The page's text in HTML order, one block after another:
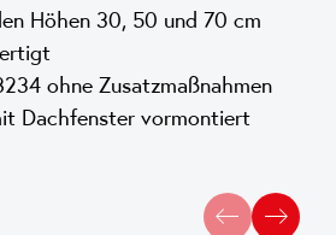
Höhen 30, 50 und 70 cm
ohne Zusatzmaßnahmen
Dachfenster vormontiert